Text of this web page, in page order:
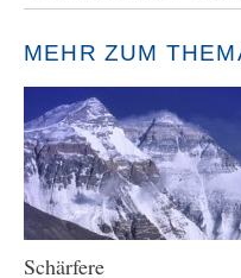
MEHR ZUM
Schärfere